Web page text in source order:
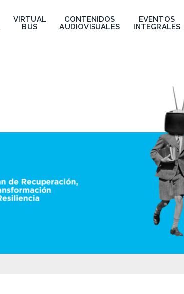
VIRTUAL
BUS
CONTENIDOS
AUDIOVISUALES
EVENTOS
INTEGRALES